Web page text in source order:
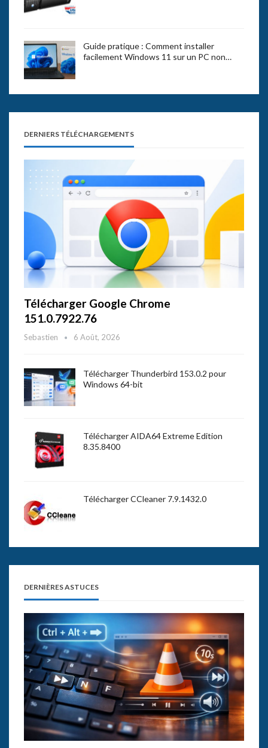
Guide pratique : Comment installer
facilement Windows 11 sur un PC non…
DERNIERS TÉLÉCHARGEMENTS
Télécharger Google Chrome
151.0.7922.76
Sebastien 6 Août, 2026
Télécharger Thunderbird 153.0.2 pour
Windows 64-bit
Télécharger AIDA64 Extreme Edition
8.35.8400
Télécharger CCleaner 7.9.1432.0
DERNIÈRES ASTUCES